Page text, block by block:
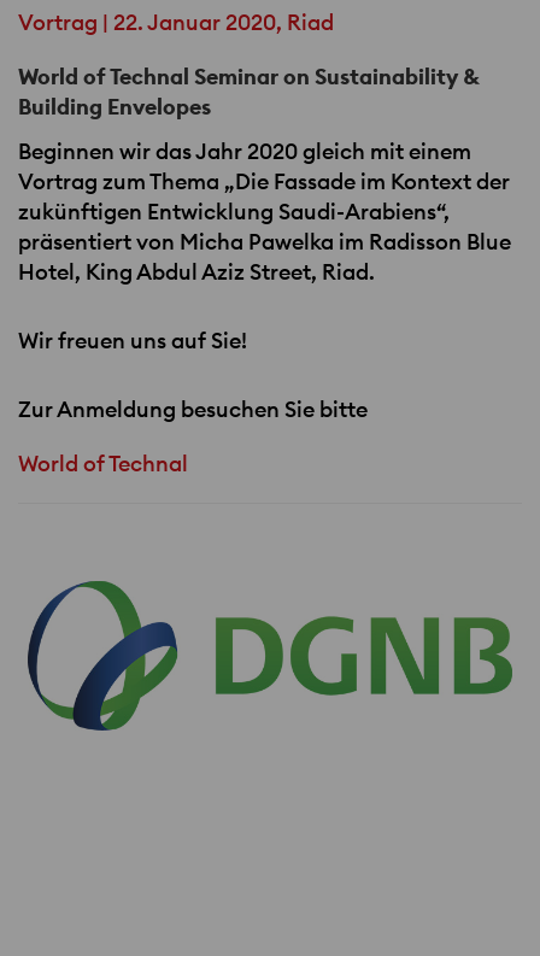
Vortrag | 22. Januar 2020, Riad
World of Technal Seminar on Sustainability &
Building Envelopes
Beginnen wir das Jahr 2020 gleich mit einem
Vortrag zum Thema „Die Fassade im Kontext der
zukünftigen Entwicklung Saudi-Arabiens“,
präsentiert von Micha Pawelka im Radisson Blue
Hotel, King Abdul Aziz Street, Riad.
Wir freuen uns auf Sie!
Zur Anmeldung besuchen Sie bitte
World of Technal